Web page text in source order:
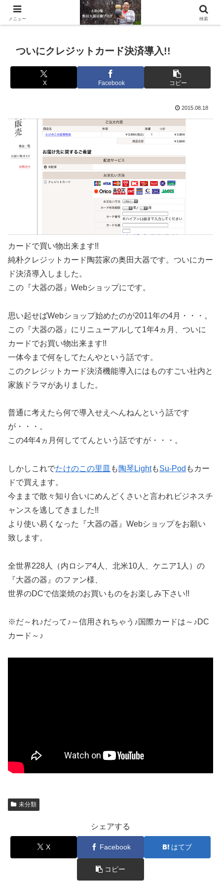
滋賀県の信楽で水琴窟や水鉢などの陶器を作っています。
ついにクレジットカード決済導入!!
X Facebook コピー
2015.08.18
カードで買い物出来ます!!
純朴クレジットカード陶芸家の奥田大器です。ついにカー
ド決済導入しました。
この『大器の器』Webショップにです。
思い起せばWebショップ始めたのが2011年の4月・・・。
この『大器の器』にリニューアルして1年4ヵ月、ついに
カードでお買い物出来ます!!
一体今まで何をしてたんやという話です。
このクレジットカード決済機能導入にはものすごい社内と
家族ドラマがありました。
普通に考えたら何で導入せえへんねんという話です
が・・・。
この4年4ヵ月何しててんという話ですが・・・。
しかしこれでたけのこの里皿 も 陶琴LightもSu-Pod もカー
ドで買えます。
今ままで散々知り合いにめんどくさいと言われビジネスチ
ャンスを逃してきました!!
より使い易くなった『大器の器』Webショップをお願い
致します。
全世界228人（内ロシア4人、北米10人、ケニア1人）の
『大器の器』のファン様、
世界のDCで信楽焼のお買いものをお楽しみ下さい!!
※だ～れ♪だって♪～信用されちゃう♪国際カードは～♪DC
カード～♪
未分類
シェアする
X Facebook はてブ
コピー
メニュー 検索